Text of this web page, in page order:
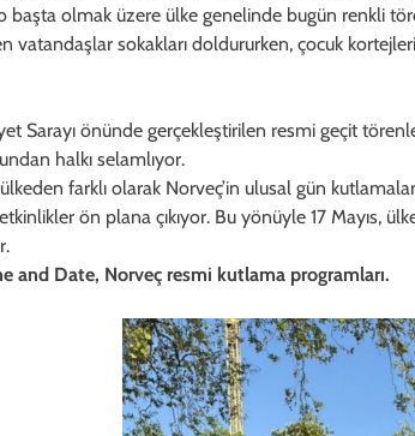
başta olmak üzere ülke genelinde bugün renkli
vatandaşlar sokakları doldururken, çocuk
Sarayı önünde gerçekleştirilen resmi geçit
halkı selamlıyor.
farklı olarak Norveç’in ulusal gün
etkinlikler ön plana çıkıyor. Bu yönüyle 17 Mayıs,
and Date, Norveç resmi kutlama programları.